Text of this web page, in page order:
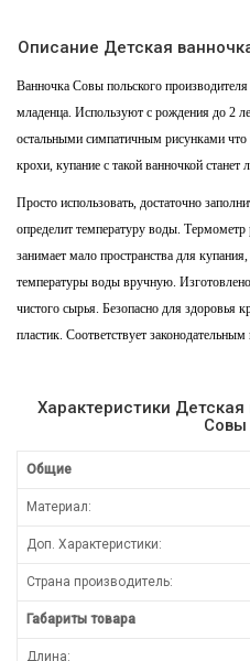
Описание Детская
Ванночка Совы польского
младенца. Используют с рождения до 2
остальными симпатичным рисунками
крохи, купание с такой ванночкой
Просто использовать, достаточно
определит температуру воды.
занимает мало пространства для
температуры воды вручную.
чистого сырья. Безопасно для здоровья
пластик. Соответствует
Характеристики
Совы
Общие
Материал:
Доп. Характеристики:
Страна производитель:
Габариты товара
Длина: